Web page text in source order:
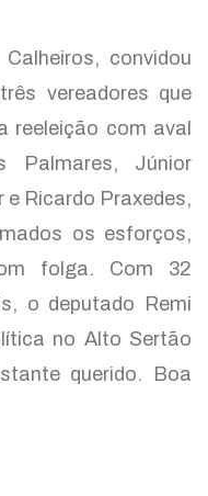
convidou
vereadores que
reeleição com aval
Palmares, Júnior
e Ricardo Praxedes,
os esforços,
folga. Com 32
o deputado Remi
no Alto Sertão
querido. Boa